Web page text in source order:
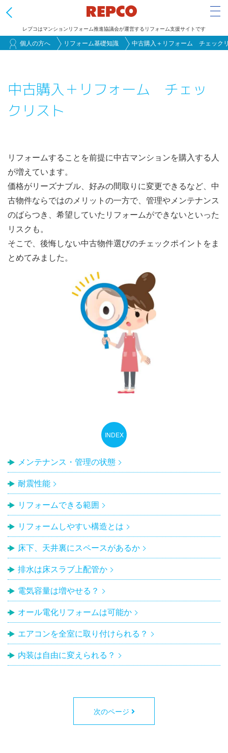
動
レプコはマンションリフォーム推進協議会が運営するリフォーム支援サイトです
個人の方へ リフォーム基礎知識 中古購入＋リフォーム チェック
中古購入＋リフォーム チェッ
クリスト
リフォームすることを前提に中古マンションを購入する人
が増えています。
価格がリーズナブル、好みの間取りに変更できるなど、中
古物件ならではのメリットの一方で、管理やメンテナンス
のばらつき、希望していたリフォームができないといった
リスクも。
そこで、後悔しない中古物件選びのチェックポイントをま
とめてみました。
メンテナンス・管理の状態
耐震性能
リフォームできる範囲
リフォームしやすい構造とは
床下、天井裏にスペースがあるか
排水は床スラブ上配管か
電気容量は増やせる？
オール電化リフォームは可能か
エアコンを全室に取り付けられる？
内装は自由に変えられる？
次のページ